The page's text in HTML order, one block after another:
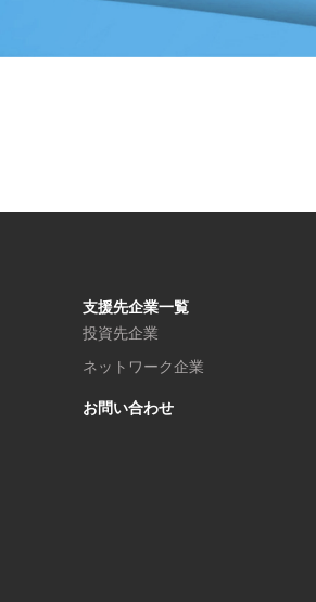
支援先企業一覧
投資先企業
ネットワーク企業
お問い合わせ